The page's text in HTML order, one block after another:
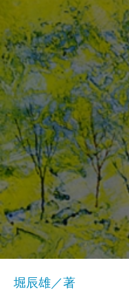
堀辰雄／著